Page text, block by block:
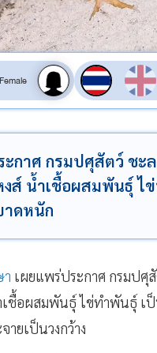
สลับเสียงอ่าน
ะกาศ กรมปศุสัตว์ ช
งส์ น้ำเชื้อผสมพันธุ์ ไ
าดหนัก
เผยแพร่ประกาศ กรมปศุ
ชื้อผสมพันธุ์ ไข่ทำพันธุ์ เป็
ายเป็นวงกว้าง